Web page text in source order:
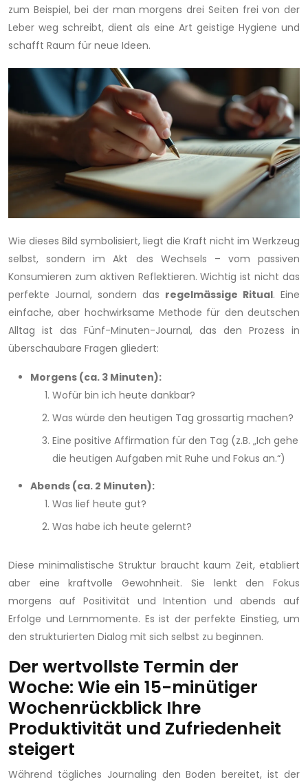
zum Beispiel, bei der man morgens drei Seiten frei von der
Leber weg schreibt, dient als eine Art geistige Hygiene und
schafft Raum für neue Ideen.
Wie dieses Bild symbolisiert, liegt die Kraft nicht im Werkzeug
selbst, sondern im Akt des Wechsels – vom passiven
Konsumieren zum aktiven Reflektieren. Wichtig ist nicht das
perfekte Journal, sondern das regelmässige Ritual. Eine
einfache, aber hochwirksame Methode für den deutschen
Alltag ist das Fünf-Minuten-Journal, das den Prozess in
überschaubare Fragen gliedert:
Morgens (ca. 3 Minuten):
Wofür bin ich heute dankbar?
Was würde den heutigen Tag grossartig machen?
Eine positive Affirmation für den Tag (z.B. „Ich gehe
die heutigen Aufgaben mit Ruhe und Fokus an.“)
Abends (ca. 2 Minuten):
Was lief heute gut?
Was habe ich heute gelernt?
Diese minimalistische Struktur braucht kaum Zeit, etabliert
aber eine kraftvolle Gewohnheit. Sie lenkt den Fokus
morgens auf Positivität und Intention und abends auf
Erfolge und Lernmomente. Es ist der perfekte Einstieg, um
den strukturierten Dialog mit sich selbst zu beginnen.
Der wertvollste Termin der
Woche: Wie ein 15-minütiger
Wochenrückblick Ihre
Produktivität und Zufriedenheit
steigert
Während tägliches Journaling den Boden bereitet, ist der